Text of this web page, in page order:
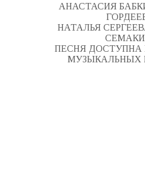
АНАСТАСИЯ
НАТАЛЬЯ
ПЕСНЯ
МУЗЫКАЛЬНЫХ